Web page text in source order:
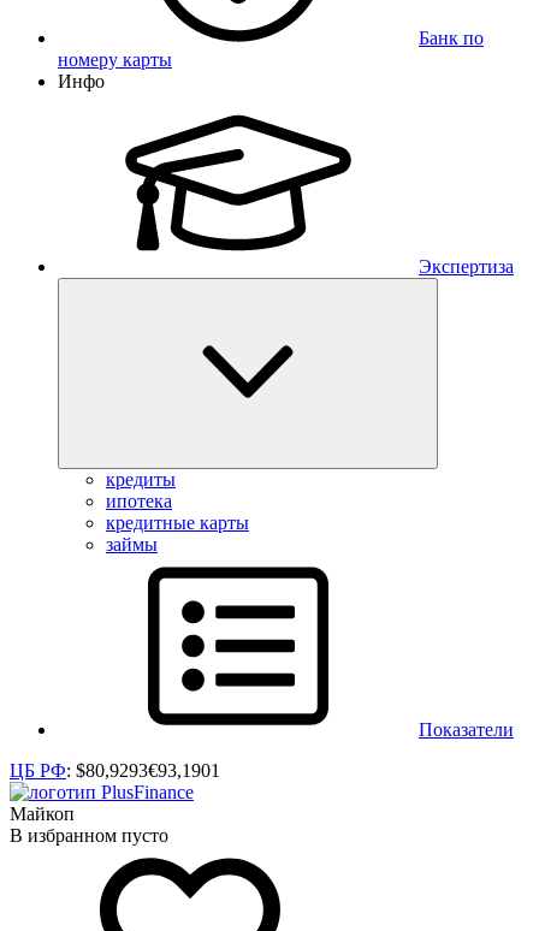
Банк по
номеру карты
Инфо
Экспертиза
кредиты
ипотека
кредитные карты
займы
Показатели
ЦБ РФ: $80,9293€93,1901
Майкоп
В избранном пусто